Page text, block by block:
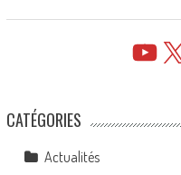
YouTube
CATÉGORIES
Actualités